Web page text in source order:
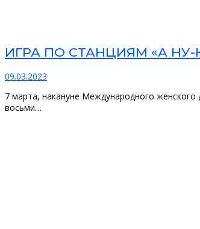
ИГРА ПО СТАНЦИЯМ «А НУ-
09.03.2023
7 марта, накануне Международного
восьми…